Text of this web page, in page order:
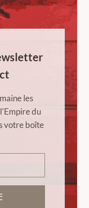
les
du
votre boîte